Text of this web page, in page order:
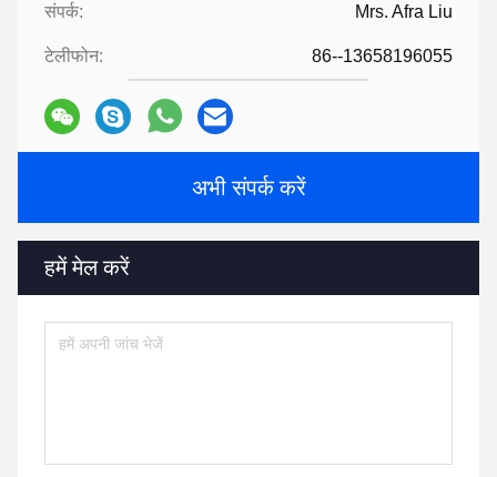
संपर्क: Mrs. Afra Liu
टेलीफोन: 86--13658196055
अभी संपर्क करें
हमें मेल करें